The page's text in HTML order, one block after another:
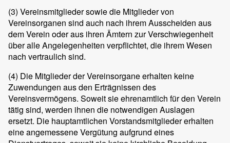
(3) Vereinsmitglieder sowie die Mitglieder von
Vereinsorganen sind auch nach ihrem Ausscheiden aus
dem Verein oder aus ihren Ämtern zur Verschwiegenheit
über alle Angelegenheiten verpflichtet, die ihrem Wesen
nach vertraulich sind.
(4) Die Mitglieder der Vereinsorgane erhalten keine
Zuwendungen aus den Erträgnissen des
Vereinsvermögens. Soweit sie ehrenamtlich für den Verein
tätig sind, werden ihnen die notwendigen Auslagen
ersetzt. Die hauptamtlichen Vorstandsmitglieder erhalten
eine angemessene Vergütung aufgrund eines